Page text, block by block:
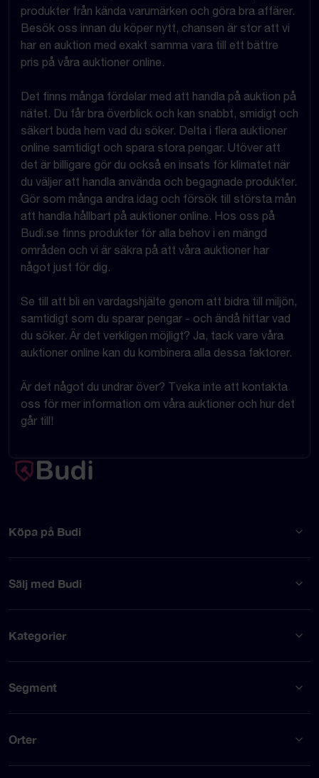
produkter från kända varumärken och göra bra affärer.
Besök oss innan du köper nytt, chansen är stor att vi
har en auktion med exakt samma vara till ett bättre
pris på våra auktioner online.
Det finns många fördelar med att handla på auktion på
nätet. Du får bra överblick och kan snabbt, smidigt och
säkert buda hem vad du söker. Delta i flera auktioner
online samtidigt och spara stora pengar. Utöver att
det är billigare gör du också en insats för klimatet när
du väljer att handla använda och begagnade produkter.
Gör som många andra idag och försök till största mån
att handla hållbart på auktioner online. Hos oss på
Budi.se finns produkter för alla behov i en mängd
områden och vi är säkra på att våra auktioner har
något just för dig.
Se till att bli en vardagshjälte genom att bidra till miljön,
samtidigt som du sparar pengar - och ändå hittar vad
du söker. Är det verkligen möjligt? Ja, tack vare våra
auktioner online kan du kombinera alla dessa faktorer.
Är det något du undrar över? Tveka inte att kontakta
oss för mer information om våra auktioner och hur det
går till!
Köpa på Budi
Sälj med Budi
Kategorier
Segment
Orter